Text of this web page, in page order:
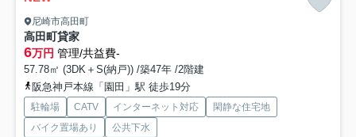
尼崎市高田町
高田町貸家
6万円 管理/共益費-
57.78㎡ (3DK＋S(納戸)) /築47年 /2階建
阪急神戸本線「園田」駅 徒歩19分
駐輪場 CATV インターネット対応
閑静な住宅地
バイク置場あり
公共下水